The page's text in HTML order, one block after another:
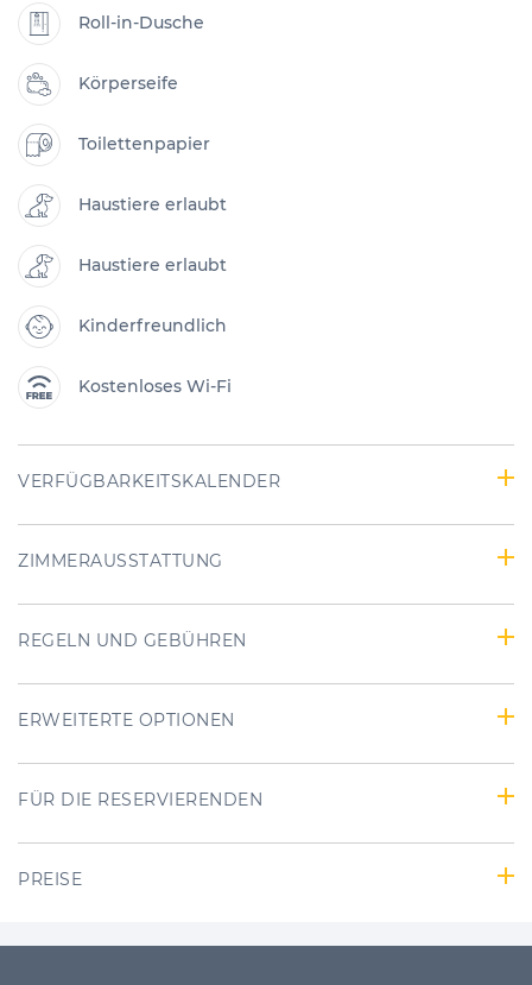
Roll-in-Dusche
Körperseife
Toilettenpapier
Haustiere erlaubt
Haustiere erlaubt
Kinderfreundlich
Kostenloses Wi-Fi
VERFÜGBARKEITSKALENDER
ZIMMERAUSSTATTUNG
REGELN UND GEBÜHREN
ERWEITERTE OPTIONEN
FÜR DIE RESERVIERENDEN
PREISE